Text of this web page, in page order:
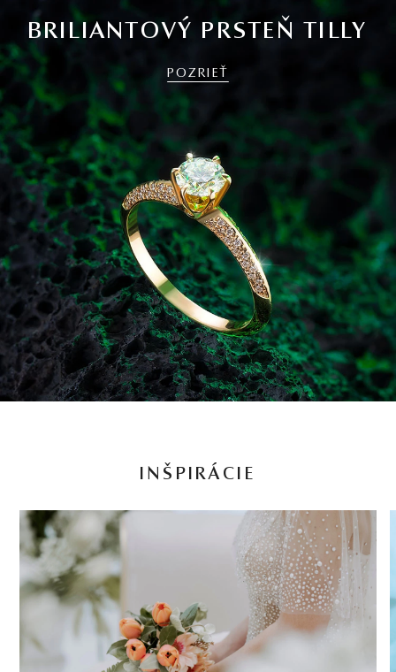
BRILIANTOVÝ PRSTEŇ TILLY
POZRIEŤ
INŠPIRÁCIE